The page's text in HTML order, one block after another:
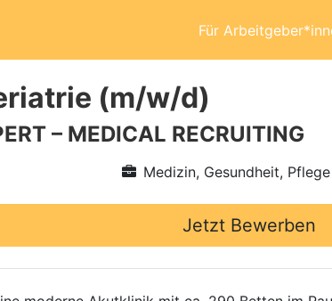
Für
(m/w/d)
– MEDICAL RECRUITING
Medizin, Gesundheit, Pflege
Jetzt Bewerben